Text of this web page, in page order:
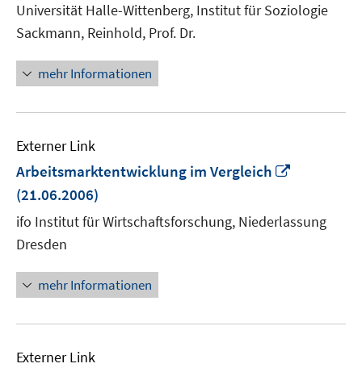
Fenster
öffnen
Universität Halle-Wittenberg, Institut für Soziologie
Sackmann, Reinhold, Prof. Dr.
mehr Informationen
Externer Link
Arbeitsmarktentwicklung im Vergleich
öffnen
(21.06.2006)
ifo Institut für Wirtschaftsforschung, Niederlassung
Dresden
mehr Informationen
Externer Link